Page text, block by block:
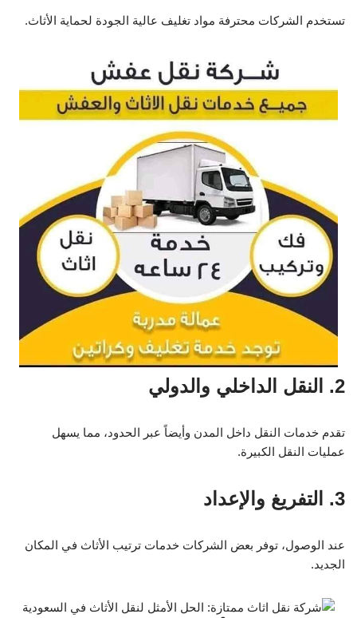
تستخدم الشركات محترفة مواد تغليف عالية الجودة لحماية الأثاث.
2. النقل الداخلي والدولي
تقدم خدمات النقل داخل المدن وأيضاً عبر الحدود، مما يسهل
عمليات النقل الكبيرة.
3. التفريغ والإعداد
عند الوصول، توفر بعض الشركات خدمات ترتيب الأثاث في المكان
الجديد.